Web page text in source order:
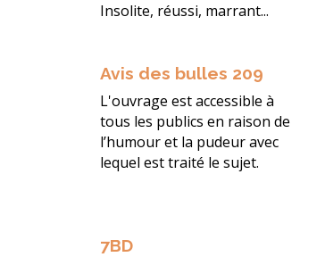
Insolite, réussi, marrant...
Avis des bulles 209
L'ouvrage est accessible à
tous les publics en raison de
l’humour et la pudeur avec
lequel est traité le sujet.
7BD